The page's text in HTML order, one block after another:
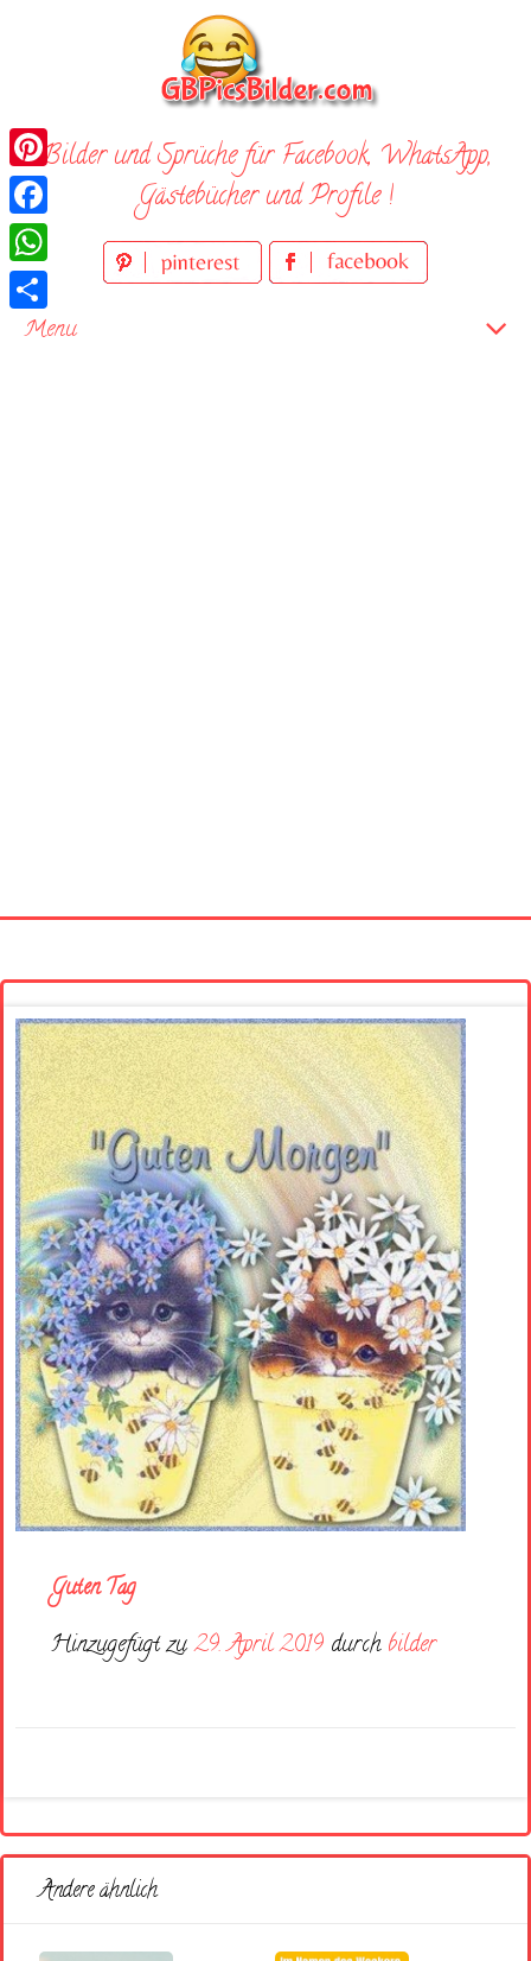
Bilder und Sprüche für Facebook, WhatsApp,
Gästebücher und Profile !
Menu
Guten Tag
Hinzugefügt zu29. April 2019 durch bilder
Andere ähnlich
Pinterest
Facebook
WhatsApp
Teilen